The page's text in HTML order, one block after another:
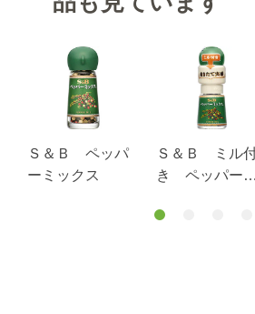
Ｓ＆Ｂ ペッパ
ーミックス
Ｓ＆Ｂ ミル
き ペッパーミ